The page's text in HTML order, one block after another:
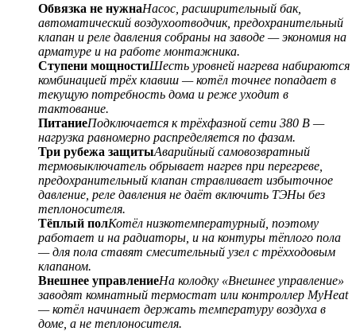
Обвязка не нужнаНасос, расширительный бак,
автоматический воздухоотводчик, предохранительный
клапан и реле давления собраны на заводе — экономия на
арматуре и на работе монтажника.
Ступени мощностиШесть уровней нагрева набираются
комбинацией трёх клавиш — котёл точнее попадает в
текущую потребность дома и реже уходит в
тактование.
ПитаниеПодключается к трёхфазной сети 380 В —
нагрузка равномерно распределяется по фазам.
Три рубежа защитыАварийный самовозвратный
термовыключатель обрывает нагрев при перегреве,
предохранительный клапан стравливает избыточное
давление, реле давления не даёт включить ТЭНы без
теплоносителя.
Тёплый полКотёл низкотемпературный, поэтому
работает и на радиаторы, и на контуры тёплого пола
— для пола ставят смесительный узел с трёхходовым
клапаном.
Внешнее управлениеНа колодку «Внешнее управление»
заводят комнатный термостат или контроллер MyHeat
— котёл начинает держать температуру воздуха в
доме, а не теплоносителя.